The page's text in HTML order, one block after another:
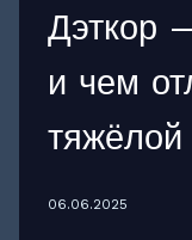
Дэткор
и чем
06.06.2025